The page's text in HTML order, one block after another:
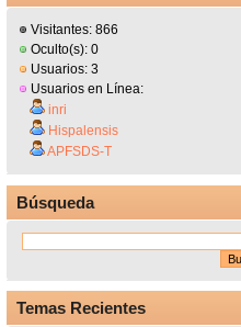
Visitantes: 866
Oculto(s): 0
Usuarios: 3
Usuarios en Línea:
inri
Hispalensis
APFSDS-T
Búsqueda
Temas Recientes